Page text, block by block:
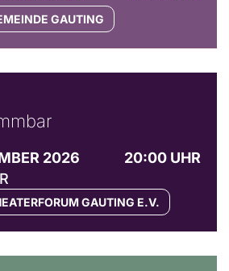
GAUTING
2026
20:00 UHR
GAUTING E.V.